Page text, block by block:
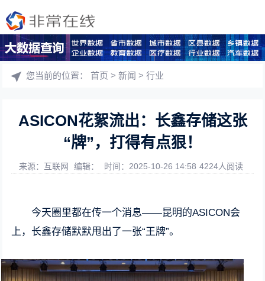
您当前的位置：首页 >新闻 >行业
ASICON花絮流出：长鑫存储这张
“牌”，打得有点狠！
来源：互联网 编辑： 时间：2025-10-26 14:58 4224人阅读
今天圈里都在传一个消息——昆明的ASICON会
上，长鑫存储默默甩出了一张“王牌”。